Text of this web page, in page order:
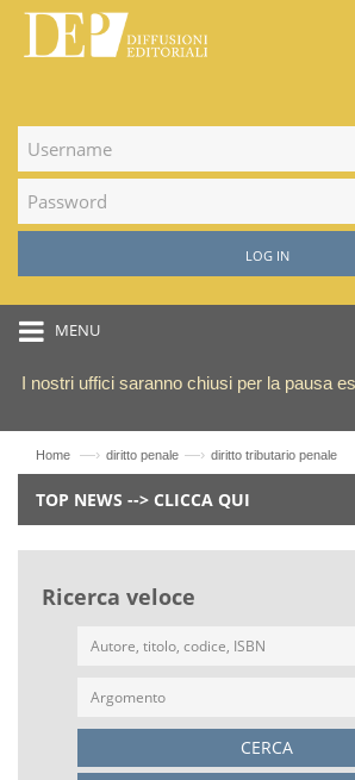
LOG IN
MENU
I nostri uffici saranno chiusi per la pausa
Home —› diritto penale —› diritto tributario penale
TOP NEWS --> CLICCA QUI
Ricerca veloce
CERCA